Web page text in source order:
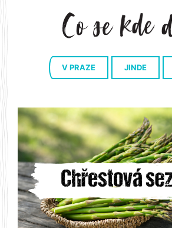
V PRAZE JINDE